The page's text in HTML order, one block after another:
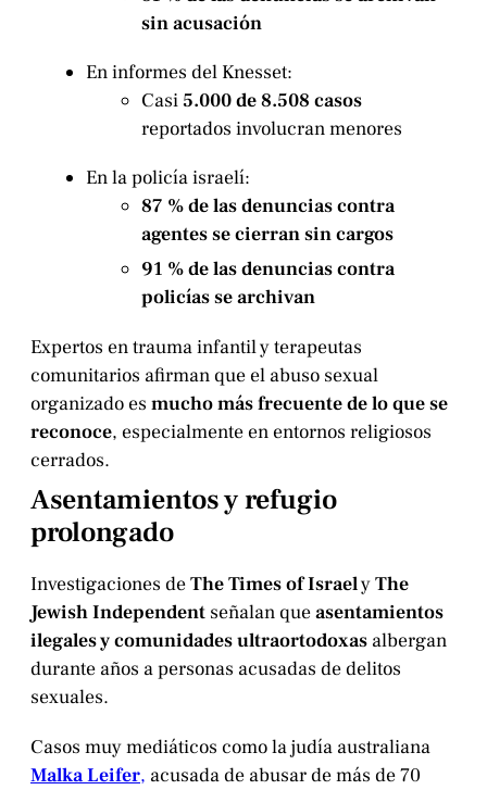
sin acusación
En informes del Knesset:
Casi 5.000 de 8.508 casos
reportados involucran menores
En la policía israelí:
87 % de las denuncias contra
agentes se cierran sin cargos
91 % de las denuncias contra
policías se archivan
Expertos en trauma infantil y terapeutas
comunitarios afirman que el abuso sexual
organizado es mucho más frecuente de lo que se
reconoce, especialmente en entornos religiosos
cerrados.
Asentamientos y refugio
prolongado
Investigaciones deThe Times of IsraelyThe
Jewish Independent señalan queasentamientos
ilegales y comunidades ultraortodoxas albergan
durante años a personas acusadas de delitos
sexuales.
Casos muy mediáticos como la judía australiana
Malka Leifer, acusada de abusar de más de 70